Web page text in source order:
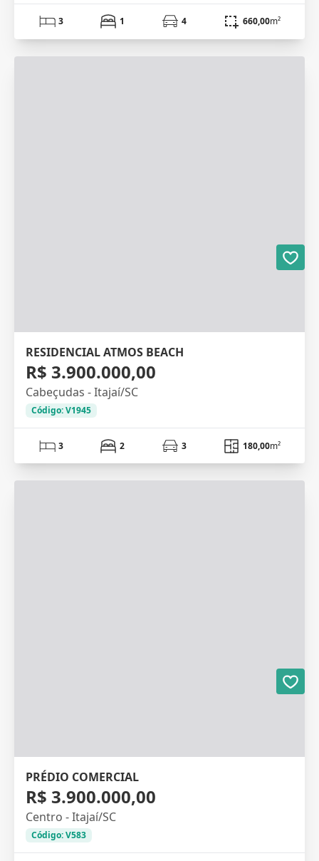
3 1 4 660,00m²
RESIDENCIAL ATMOS BEACH
R$ 3.900.000,00
Cabeçudas - Itajaí/SC
Código: V1945
3 2 3 180,00m²
PRÉDIO COMERCIAL
R$ 3.900.000,00
Centro - Itajaí/SC
Código: V583